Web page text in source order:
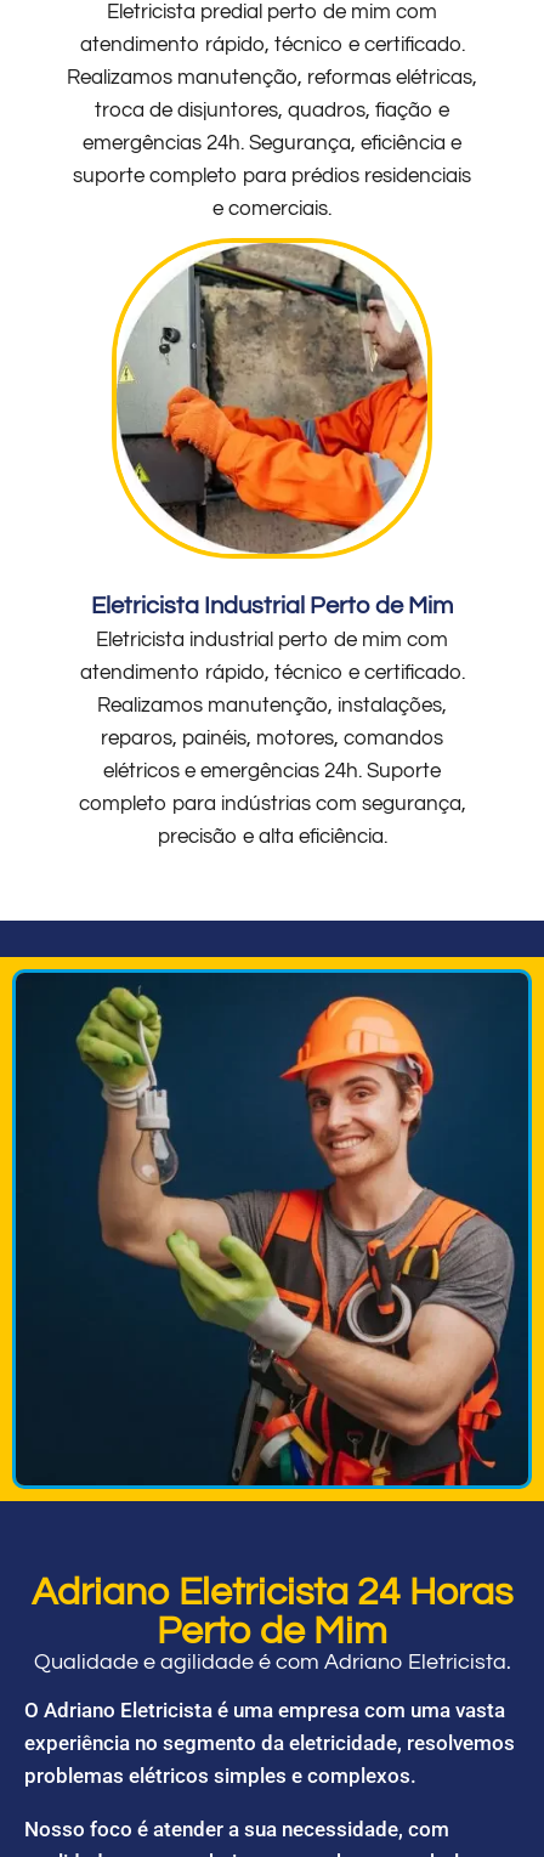
Eletricista predial perto de mim com
atendimento rápido, técnico e certificado.
Realizamos manutenção, reformas elétricas,
troca de disjuntores, quadros, fiação e
emergências 24h. Segurança, eficiência e
suporte completo para prédios residenciais
e comerciais.
Eletricista Industrial Perto de Mim
Eletricista industrial perto de mim com
atendimento rápido, técnico e certificado.
Realizamos manutenção, instalações,
reparos, painéis, motores, comandos
elétricos e emergências 24h. Suporte
completo para indústrias com segurança,
precisão e alta eficiência.
Adriano Eletricista 24 Horas
Perto de Mim
Qualidade e agilidade é com Adriano Eletricista.
O Adriano Eletricista é uma empresa com uma vasta
experiência no segmento da eletricidade, resolvemos
problemas elétricos simples e complexos.
Nosso foco é atender a sua necessidade, com